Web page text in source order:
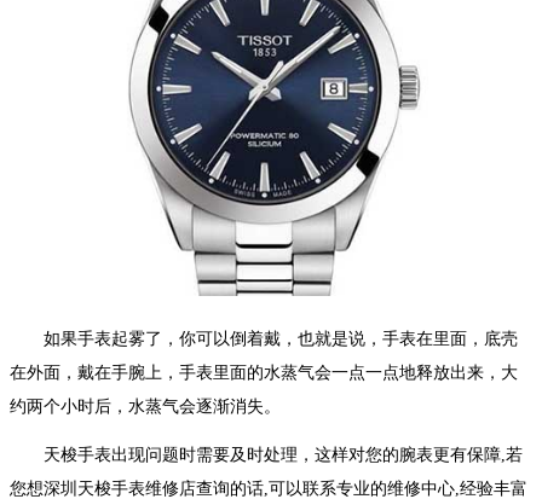
如果手表起雾了，你可以倒着戴，也就是说，手表在里面，底壳
在外面，戴在手腕上，手表里面的水蒸气会一点一点地释放出来，大
约两个小时后，水蒸气会逐渐消失。
天梭手表出现问题时需要及时处理，这样对您的腕表更有保障,若
您想深圳天梭手表维修店查询的话,可以联系专业的维修中心,经验丰富